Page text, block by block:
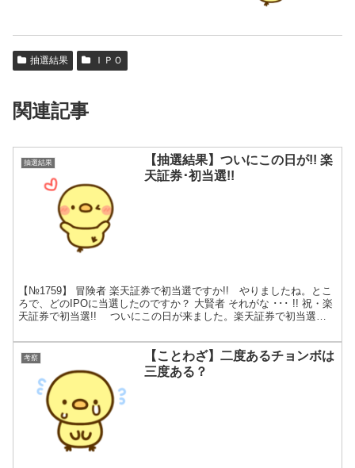
抽選結果 ＩＰＯ
関連記事
抽選結果
【抽選結果】ついにこの日が!! 楽
天証券･初当選!!
【№1759】 冒険者 楽天証券で初当選ですか!! やりましたね。とこ
ろで、どのIPOに当選したのですか？ 大賢者 それがな ･･･ !! 祝・楽
天証券で初当選!! ついにこの日が来ました。楽天証券で初当選で
考察
【ことわざ】二度あるチョンボは
三度ある？